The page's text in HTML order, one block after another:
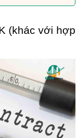
(khác với hợp